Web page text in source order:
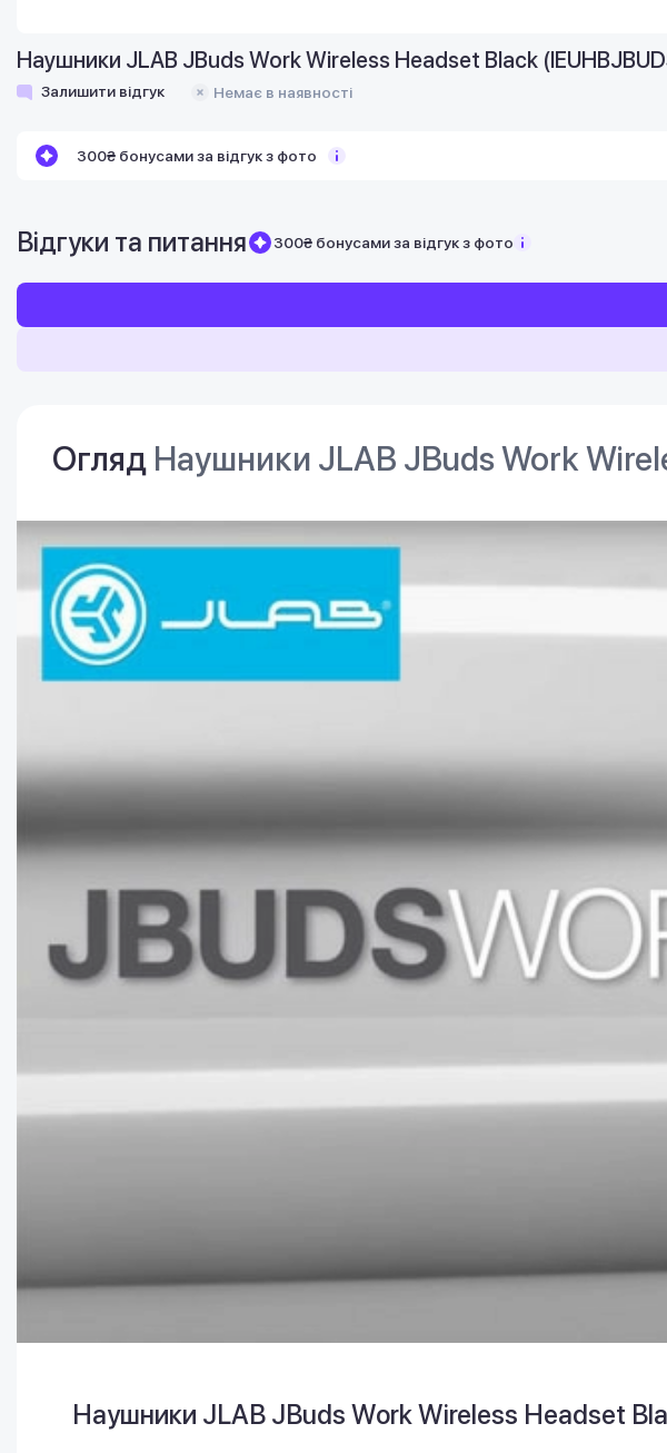
Наушники JLAB JBuds Work Wireless Headset Black
Залишити відгук Немає в наявності
300₴ бонусами за відгук з фото
Відгуки та питання 300₴ бонусами за відгук з фото
Огляд Наушники JLAB JBuds Work
Наушники JLAB JBuds Work Wireless Headset